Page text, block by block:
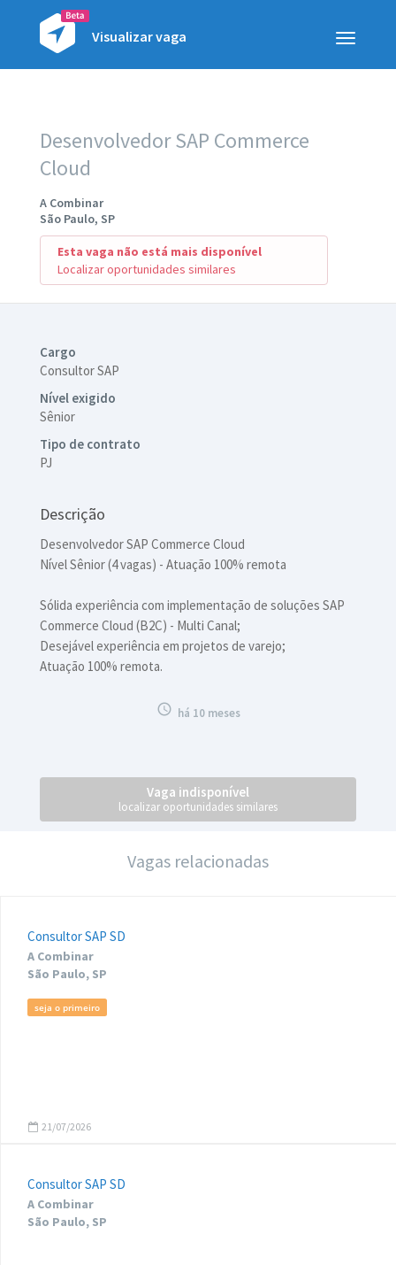
Toggle
Visualizar vaga
Desenvolvedor SAP Commerce
Cloud
A Combinar
São Paulo, SP
Esta vaga não está mais disponível
Localizar oportunidades similares
Cargo
Consultor SAP
Nível exigido
Sênior
Tipo de contrato
PJ
Descrição
Desenvolvedor SAP Commerce Cloud
Nível Sênior (4 vagas) - Atuação 100% remota
Sólida experiência com implementação de soluções SAP
Commerce Cloud (B2C) - Multi Canal;
Desejável experiência em projetos de varejo;
Atuação 100% remota.
 há 10 meses
Vaga indisponível
localizar oportunidades similares
Vagas relacionadas
Consultor SAP SD
A Combinar
São Paulo, SP
seja o primeiro
21/07/2026
Consultor SAP SD
A Combinar
São Paulo, SP